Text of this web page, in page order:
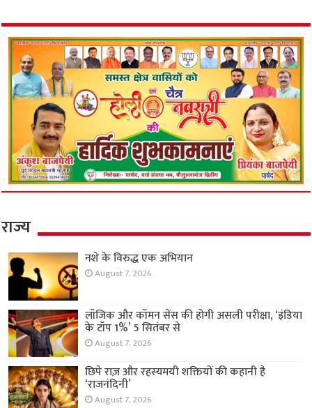
राज्य
नशे के विरुद्ध एक अभियान
August 7, 2026
लॉजिक और कॉमन सेंस की होगी असली परीक्षा, ‘इंडिया
के टॉप 1%’ 5 सितंबर से
August 7, 2026
छिपे राज़ और रहस्यमयी शक्तियों की कहानी है
‘राजनंदिनी’
August 7, 2026